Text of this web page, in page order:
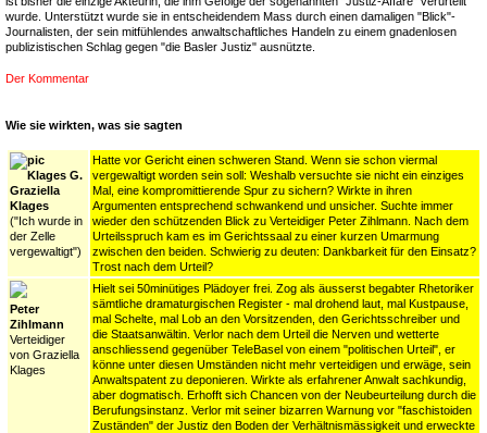
wurde. Unterstützt wurde sie in entscheidendem Mass durch einen damaligen "Blick"-
Journalisten, der sein mitfühlendes anwaltschaftliches Handeln zu einem gnadenlosen
publizistischen Schlag gegen "die Basler Justiz" ausnützte.
Der Kommentar
Wie sie wirkten, was sie sagten
Graziella
Klages
("Ich wurde in
der Zelle
vergewaltigt")
Hatte vor Gericht einen schweren Stand. Wenn sie schon viermal
vergewaltigt worden sein soll: Weshalb versuchte sie nicht ein einziges
Mal, eine kompromittierende Spur zu sichern? Wirkte in ihren
Argumenten entsprechend schwankend und unsicher. Suchte immer
wieder den schützenden Blick zu Verteidiger Peter Zihlmann. Nach dem
Urteilsspruch kam es im Gerichtssaal zu einer kurzen Umarmung
zwischen den beiden. Schwierig zu deuten: Dankbarkeit für den Einsatz?
Trost nach dem Urteil?
Peter
Zihlmann
Verteidiger
von Graziella
Klages
Hielt sei 50minütiges Plädoyer frei. Zog als äusserst begabter Rhetoriker
sämtliche dramaturgischen Register - mal drohend laut, mal Kustpause,
mal Schelte, mal Lob an den Vorsitzenden, den Gerichtsschreiber und
die Staatsanwältin. Verlor nach dem Urteil die Nerven und wetterte
anschliessend gegenüber TeleBasel von einem "politischen Urteil", er
könne unter diesen Umständen nicht mehr verteidigen und erwäge, sein
Anwaltspatent zu deponieren. Wirkte als erfahrener Anwalt sachkundig,
aber dogmatisch. Erhofft sich Chancen von der Neubeurteilung durch die
Berufungsinstanz. Verlor mit seiner bizarren Warnung vor "faschistoiden
Zuständen" der Justiz den Boden der Verhältnismässigkeit und erweckte